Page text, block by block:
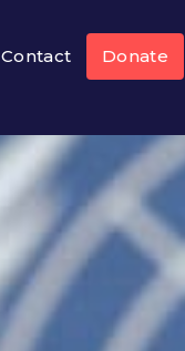
Donate
Contact